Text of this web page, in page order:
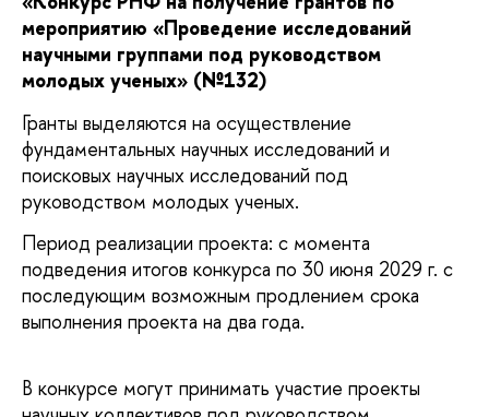
мероприятию «Проведение исследований
научными группами под руководством
молодых ученых» (№132)
Гранты выделяются на осуществление
фундаментальных научных исследований и
поисковых научных исследований под
руководством молодых ученых.
Период реализации проекта: с момента
подведения итогов конкурса по 30 июня 2029 г. с
последующим возможным продлением срока
выполнения проекта на два года.
В конкурсе могут принимать участие проекты